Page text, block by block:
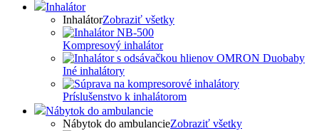
Inhalátor
InhalátorZobraziť všetky
Kompresový inhalátor
Iné inhalátory
Príslušenstvo k inhalátorom
Nábytok do ambulancie
Nábytok do ambulancieZobraziť všetky